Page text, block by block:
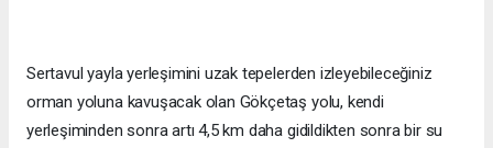
Sertavul yayla yerleşimini uzak tepelerden izleyebileceğiniz
orman yoluna kavuşacak olan Gökçetaş yolu, kendi
yerleşiminden sonra artı 4,5 km daha gidildikten sonra bir su